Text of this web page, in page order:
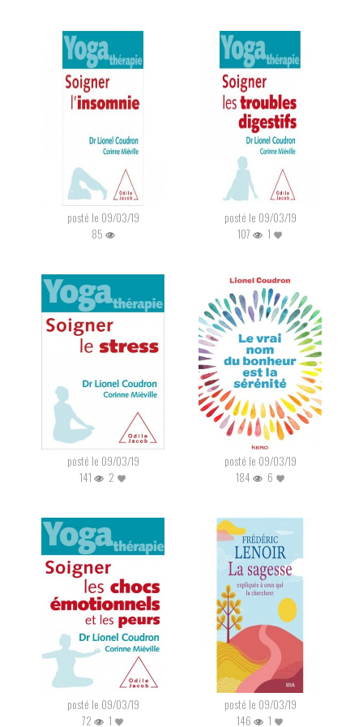
posté le 09/03/19
85
posté le 09/03/19
107
1
posté le 09/03/19
141
2
posté le 09/03/19
184
6
posté le 09/03/19
72
1
posté le 09/03/19
146
1